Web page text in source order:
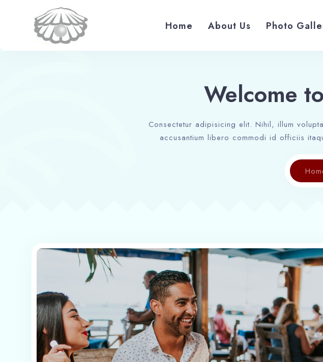
Home About Us Photo
Welcome
Consectetur adipisicing elit. Nihil, illum
accusantium libero commodi id officiis